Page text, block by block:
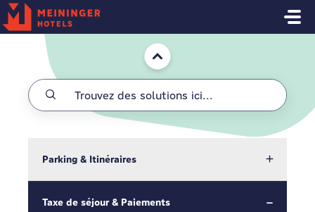
Passer au contenu principal
Accueil
Parking & Itinéraires
Taxe de séjour & Paiements